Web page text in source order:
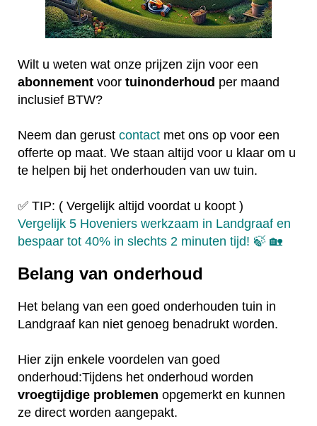
Wilt u weten wat onze prijzen zijn voor een
abonnement voor tuinonderhoud per maand
inclusief BTW?
Neem dan gerust contact met ons op voor een
offerte op maat. We staan altijd voor u klaar om u
te helpen bij het onderhouden van uw tuin.
✅ TIP: ( Vergelijk altijd voordat u koopt )
Vergelijk 5 Hoveniers werkzaam in Landgraaf en
bespaar tot 40% in slechts 2 minuten tijd! 🍃 🏡
Belang van onderhoud
Het belang van een goed onderhouden tuin in
Landgraaf kan niet genoeg benadrukt worden.
Hier zijn enkele voordelen van goed
onderhoud:Tijdens het onderhoud worden
vroegtijdige problemen opgemerkt en kunnen
ze direct worden aangepakt.